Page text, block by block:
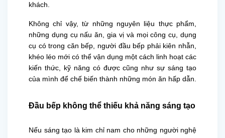
khách.
Không chỉ vậy, từ những nguyên liệu thực phẩm,
những dụng cụ nấu ăn, gia vị và mọi công cụ, dụng
cụ có trong căn bếp, người đầu bếp phải kiên nhẫn,
khéo léo mới có thể vận dụng một cách linh hoạt các
kiến thức, kỹ năng có được cũng như sự sáng tạo
của mình để chế biến thành những món ăn hấp dẫn.
Đầu bếp không thể thiếu khả năng sáng tạo
Nếu sáng tạo là kim chỉ nam cho những người nghệ